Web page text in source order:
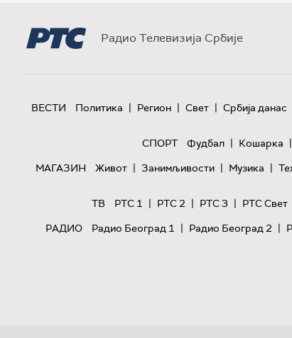
Радио Телевизија Србије
ВЕСТИ Политика | Регион | Свет | Србија данас
СПОРТ
Фудбал | Кошарка |
МАГАЗИН
Живот | Занимљивости | Музика |
ТВ
РТС 1 | РТС 2 | РТС 3 | РТС Свет
РАДИО
Радио Београд 1 | Радио Београд 2 |